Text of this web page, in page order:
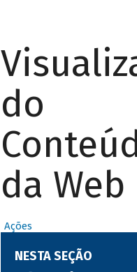
do
da Web
Ações
NESTA SEÇÃO